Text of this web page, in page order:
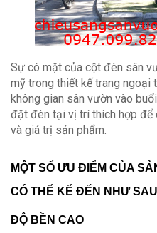
Sự có mặt của cột đèn sân
mỹ trong thiết kế trang ngoại
không gian sân vườn vào
đặt đèn tại vị trí thích hợp để
và giá trị sản phẩm.
MỘT SỐ ƯU ĐIỂM CỦA
CÓ THỂ KỂ ĐẾN NHƯ SAU
ĐỘ BỀN CAO